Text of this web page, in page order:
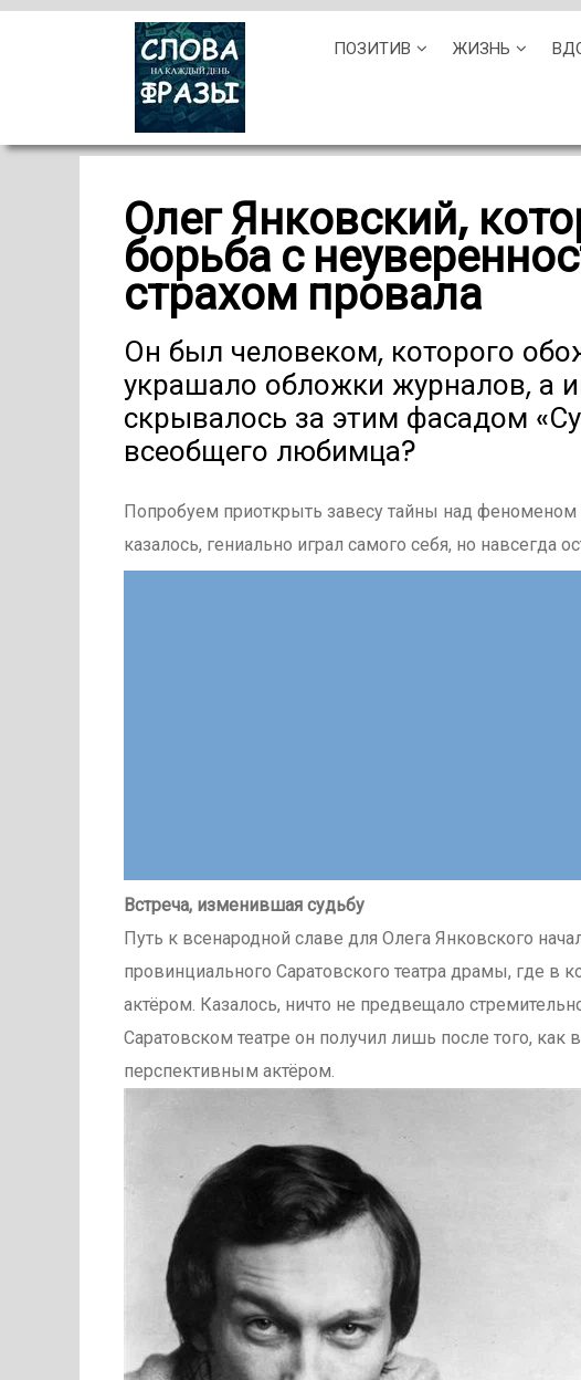
ПОЗИТИВ ЖИЗНЬ
Олег Янковский,
борьба с
страхом провала
Он был человеком, которого
украшало обложки журналов, а
скрывалось за этим фасадом
всеобщего любимца?
Попробуем приоткрыть завесу тайны над феноменом
казалось, гениально играл самого себя, но навсегда
Встреча, изменившая судьбу
Путь к всенародной славе для Олега Янковского
провинциального Саратовского театра драмы, где
актёром. Казалось, ничто не предвещало
Саратовском театре он получил лишь после того, как
перспективным актёром.